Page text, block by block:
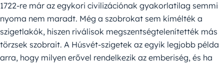
1722-re már az egykori civilizációnak gyakorlatilag semmi
nyoma nem maradt. Még a szobrokat sem kímélték a
szigetlakók, hiszen riválisok megszentségtelenítették más
törzsek szobrait. A Húsvét-szigetek az egyik legjobb példa
arra, hogy milyen erővel rendelkezik az emberiség, és ha